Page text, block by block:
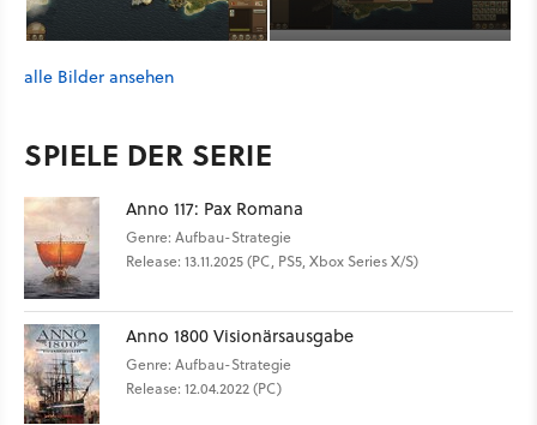
alle Bilder ansehen
SPIELE DER SERIE
Anno 117: Pax Romana
Genre: Aufbau-Strategie
Release: 13.11.2025 (PC, PS5, Xbox Series X/S)
Anno 1800 Visionärsausgabe
Genre: Aufbau-Strategie
Release: 12.04.2022 (PC)